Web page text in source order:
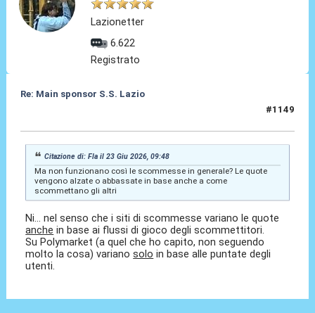
Lazionetter
6.622
Registrato
Re: Main sponsor S.S. Lazio
#1149
Citazione di: Fla il 23 Giu 2026, 09:48
Ma non funzionano così le scommesse in generale? Le quote
vengono alzate o abbassate in base anche a come
scommettano gli altri
Ni... nel senso che i siti di scommesse variano le quote
anche in base ai flussi di gioco degli scommettitori.
Su Polymarket (a quel che ho capito, non seguendo
molto la cosa) varianosolo in base alle puntate degli
utenti.